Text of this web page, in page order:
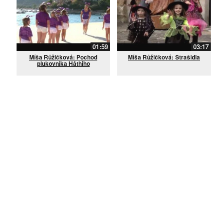
01:59
Míša Růžičková: Pochod
plukovníka Háthího
03:17
Míša Růžičková: Strašidla